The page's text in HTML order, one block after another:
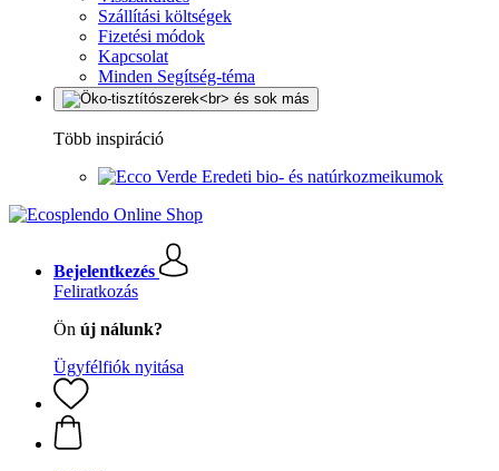
Szállítási költségek
Fizetési módok
Kapcsolat
Minden Segítség-téma
Több inspiráció
Eredeti bio- és natúrkozmeikumok
Bejelentkezés
Feliratkozás
Ön új nálunk?
Ügyfélfiók nyitása